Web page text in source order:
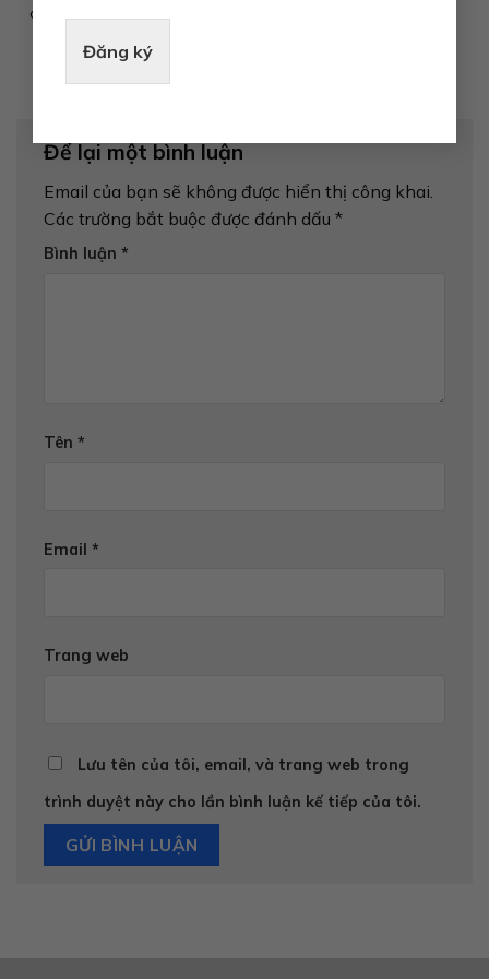
Đăng ký
công bố ra mắt
Để lại một bình luận
Email của bạn sẽ không được hiển thị công khai.
Các trường bắt buộc được đánh dấu *
Bình luận *
Tên *
Email *
Trang web
Lưu tên của tôi, email, và trang web trong
trình duyệt này cho lần bình luận kế tiếp của tôi.